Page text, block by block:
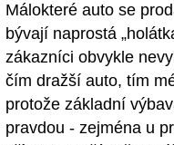
Málokteré auto se
bývají naprostá
zákazníci obvykle
čím dražší auto, tím
protože základní
pravdou - zejména u